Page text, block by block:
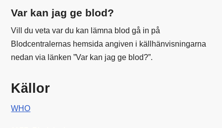
Var kan jag ge blod?
Vill du veta var du kan lämna blod gå in på
Blodcentralernas hemsida angiven i källhänvisningarna
nedan via länken ”Var kan jag ge blod?”.
Källor
WHO